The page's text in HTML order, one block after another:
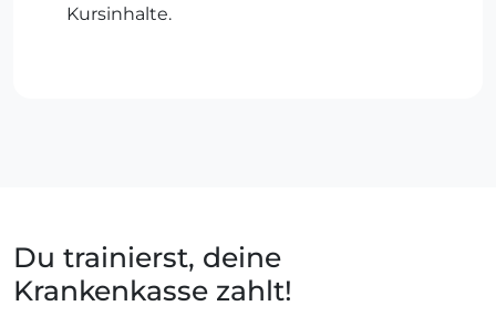
Kursinhalte.
Du trainierst, deine
Krankenkasse zahlt!